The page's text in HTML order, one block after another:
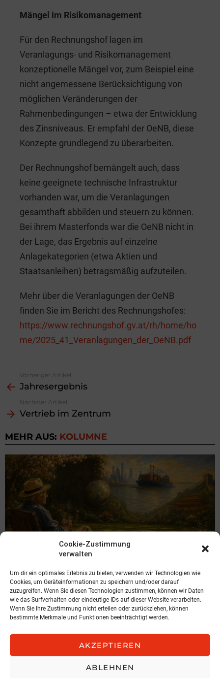
Cookie-Zustimmung
verwalten
Um dir ein optimales Erlebnis zu bieten, verwenden wir Technologien wie
Cookies, um Geräteinformationen zu speichern und/oder darauf
zuzugreifen. Wenn Sie diesen Technologien zustimmen, können wir Daten
wie das Surfverhalten oder eindeutige IDs auf dieser Website verarbeiten.
Wenn Sie Ihre Zustimmung nicht erteilen oder zurückziehen, können
bestimmte Merkmale und Funktionen beeinträchtigt werden.
AKZEPTIEREN
ABLEHNEN
Mängel im Risikomanagement
Für den Rechnungshof lagen im
Veranlagungs- und Risikomanagement
konzeptionelle Mängel vor, zum Beispiel eine
nicht angemessene Berücksichtigung von
möglichen Veränderungen der
Rahmenbedingungen – etwa der Entwicklung
des Zinsniveaus. Er empfahl der OeNB, diese
Konzepte grundlegend zu überarbeiten.
Der Rechnungshof bemängelt auch, dass
keine geeignete technische Infrastruktur
vorhanden war, um die Veranlagungen
gesamthaft abbilden und steuern zu können.
Bei ihrem Masterfonds war die OeNB nicht in
der Lage, das Ergebnis auf einzelne
Anlagekategorien (etwa Aktien und
Staatsanleihen) betragsmäßig aufzuteilen.
Mehr über die Veranlagungen der OeNB
finden Sie im Bericht des Rechnungshofes:
https://www.rechnungshof.gv.at/rh/home/ho
me/2025_41_Veranlagungen_der_OeNB.pdf
more
Vorheriger Artikel
Jahresergebnis
Nächster Artikel
Vertrieb im Zentrum
MEHR AUS: KOLUMNE
KOLUMNE
Über das, was der Philosoph Willard
Van Orman Quine mit Kurts Garten
zu tun hat und strategische Geduld
von Thomas Beckstedt
31. Juli 2026, 5:59